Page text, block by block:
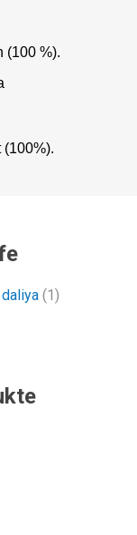
(100 %).
(100%).
daliya (1)